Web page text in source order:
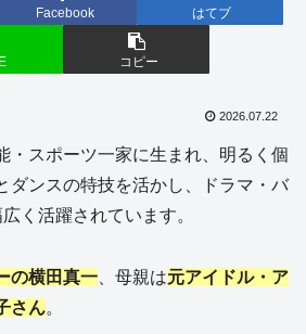
Facebook はてブ
コピー
2026.07.22
・スポーツ一家に生まれ、明るく個
ダンスの特技を活かし、ドラマ・バ
く活躍されています。
の横田真一 、母親は元アイドル・ア
さん。